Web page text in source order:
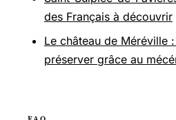
des Français à découvrir
Le château de Méréville
préserver grâce au